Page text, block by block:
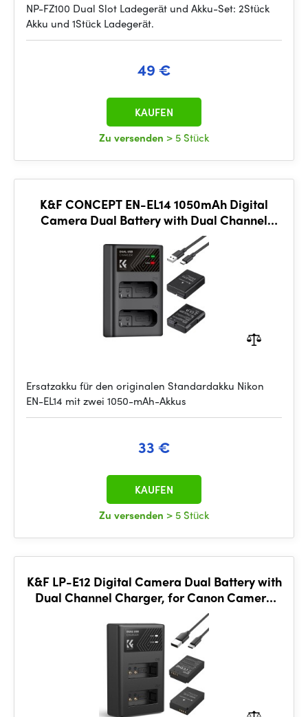
NP-FZ100 Dual Slot Ladegerät und Akku-Set: 2Stück
Akku und 1Stück Ladegerät.
49 €
Zu versenden > 5 Stück
KAUFEN
K&F CONCEPT EN-EL14 1050mAh Digital
Camera Dual Battery with Dual Channel
Charger, for Nikon Camera
Ersatzakku für den originalen Standardakku Nikon
EN-EL14 mit zwei 1050-mAh-Akkus
33 €
Zu versenden > 5 Stück
KAUFEN
K&F LP-E12 Digital Camera Dual Battery with
Dual Channel Charger, for Canon Camera